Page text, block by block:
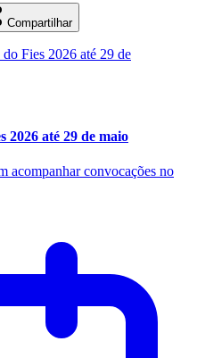
Compartilhar
2026 até 29 de maio
acompanhar convocações no